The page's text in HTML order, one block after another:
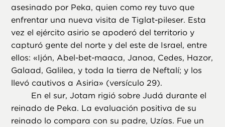
asesinado por Peka, quien como rey tuvo que
enfrentar una nueva visita de Tiglat-pileser. Esta
vez el ejército asirio se apoderó del territorio y
capturó gente del norte y del este de Israel, entre
ellos: «Ijón, Abel-bet-maaca, Janoa, Cedes, Hazor,
Galaad, Galilea, y toda la tierra de Neftalí; y los
llevó cautivos a Asiria» (versículo 29).
En el sur, Jotam rigió sobre Judá durante el
reinado de Peka. La evaluación positiva de su
reinado lo compara con su padre, Uzías. Fue un